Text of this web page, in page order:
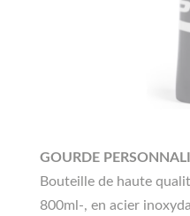
GOURDE
Bouteille de haute
800ml-, en acier